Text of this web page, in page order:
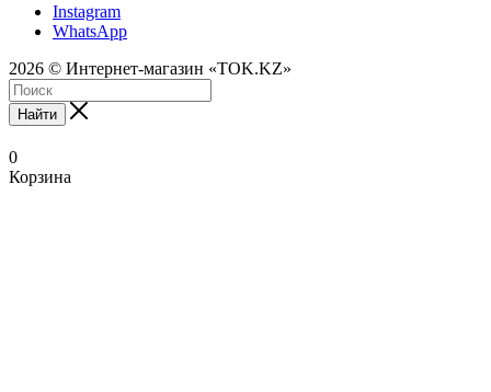
Instagram
WhatsApp
2026 © Интернет-магазин «TOK.KZ»
Найти
0
Корзина